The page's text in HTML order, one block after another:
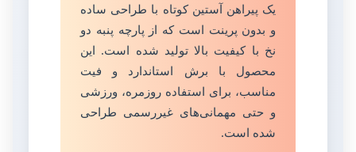
یک پیراهن آستین کوتاه با طراحی ساده
و بدون پرینت است که از پارچه پنبه دو
نخ با کیفیت بالا تولید شده است. این
محصول با برش استاندارد و فیت
مناسب، برای استفاده روزمره، ورزشی
و حتی مهمانی‌های غیررسمی طراحی
شده است.